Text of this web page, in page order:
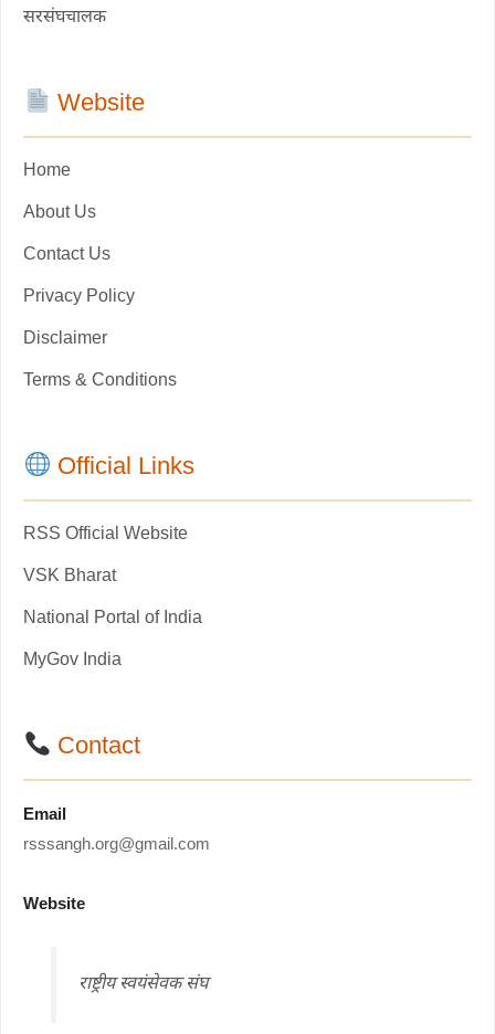
सरसंघचालक
Website
Home
About Us
Contact Us
Privacy Policy
Disclaimer
Terms & Conditions
Official Links
RSS Official Website
VSK Bharat
National Portal of India
MyGov India
Contact
Email
rsssangh.org@gmail.com
Website
राष्ट्रीय स्वयंसेवक संघ